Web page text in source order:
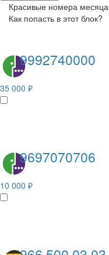
Красивые номера месяца
Как попасть в этот блок?
9992740000
35 000 ₽
9697070706
10 000 ₽